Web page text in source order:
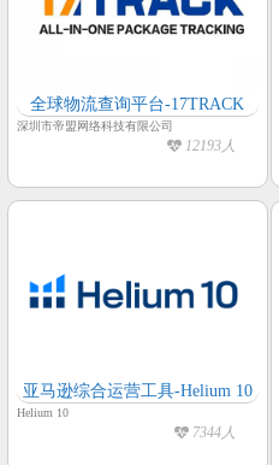
全球物流查询平台-17TRACK
深圳市帝盟网络科技有限公司
12193人
亚马逊综合运营工具-Helium 10
Helium 10
7344人